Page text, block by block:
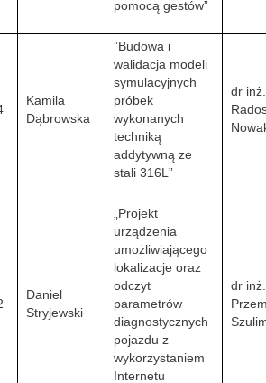
pomocą gestów”
Kamila
Dąbrowska
”Budowa i
walidacja modeli
symulacyjnych
próbek
wykonanych
techniką
addytywną ze
stali 316L”
dr inż.
Daniel
Stryjewski
„Projekt
urządzenia
umożliwiającego
lokalizacje oraz
odczyt
parametrów
diagnostycznych
pojazdu z
wykorzystaniem
Internetu
dr inż.